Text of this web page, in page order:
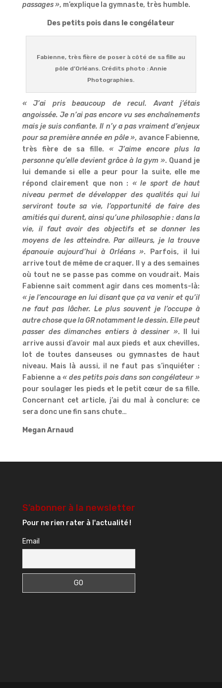
passages », m’explique la gymnaste, très humble.
Des petits pois dans le congélateur
Fabienne, très fière de poser à côté de sa fille au
pôle d’Orléans. Crédits photo : Annie
Photographies.
« J’ai pris beaucoup de recul. Avant j’étais
angoissée. Je n’ai pas encore vu ses enchaînements
mais je suis confiante. Il n’y a pas vraiment d’enjeux
pour sa première année en pôle », avance Fabienne,
très fière de sa fille.« J’aime encore plus la
personne qu’elle devient grâce à la gym ». Quand je
lui demande si elle a peur pour la suite, elle me
répond clairement que non : « le sport de haut
niveau permet de développer des qualités qui lui
serviront toute sa vie, l’opportunité de faire des
amitiés qui durent, ainsi qu’une philosophie : dans la
vie, il faut avoir des objectifs et se donner les
moyens de les atteindre. Par ailleurs, je la trouve
épanouie aujourd’hui à Orléans ». Parfois, il lui
arrive tout de même de craquer. Il y a des semaines
où tout ne se passe pas comme on voudrait. Mais
Fabienne sait comment agir dans ces moments-là:
« je l’encourage en lui disant que ça va venir et qu’il
ne faut pas lâcher. Le plus souvent je l’occupe à
autre chose que la GR notamment le dessin. Elle peut
passer des dimanches entiers à dessiner ». Il lui
arrive aussi d’avoir mal aux pieds et aux chevilles,
lot de toutes danseuses ou gymnastes de haut
niveau. Mais là aussi, il ne faut pas s’inquiéter :
Fabienne a« des petits pois dans son congélateur »
pour soulager les pieds et le petit cœur de sa fille.
Concernant cet article, j’ai du mal à conclure: ce
sera donc une fin sans chute…
Megan Arnaud
S’abonner à la newsletter
Pour ne rien rater à l'actualité !
Email